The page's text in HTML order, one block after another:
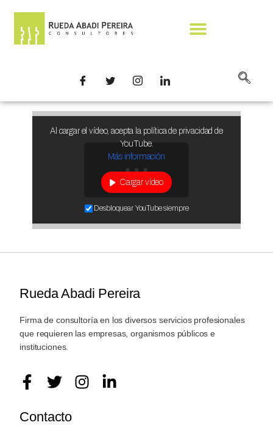
Video Institucional
Al cargar el vídeo, acepta la política de privacidad de
YouTube.
Más información
Cargar vídeo
Desbloquear YouTube siempre
Rueda Abadi Pereira
Firma de consultoría en los diversos servicios profesionales
que requieren las empresas, organismos públicos e
instituciones.
Contacto